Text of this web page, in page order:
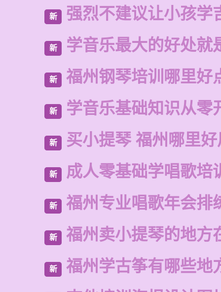
新 强烈不建议让小孩学
新 学音乐最大的好处就
新 福州钢琴培训哪里好
新 学音乐基础知识从零
新 买小提琴 福州哪里
新 成人零基础学唱歌培
新 福州专业唱歌年会排
新 福州卖小提琴的地方
新 福州学古筝有哪些地